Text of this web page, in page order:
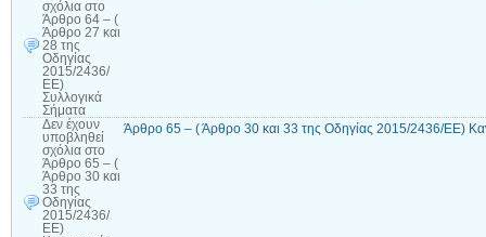
σχόλια στο
Άρθρο 64 – (
Άρθρο 27 και
28 της
Οδηγίας
2015/2436/
ΕΕ)
Συλλογικά
Σήματα
Δεν έχουν
υποβληθεί
σχόλια στο
Άρθρο 65 – (
Άρθρο 30 και
33 της
Οδηγίας
2015/2436/
ΕΕ)
Άρθρο 65 – ( Άρθρο 30 και 33 της Οδηγίας 2015/2436/ΕΕ)